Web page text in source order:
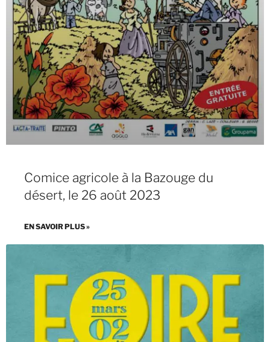
Comice agricole à la Bazouge du
désert, le 26 août 2023
EN SAVOIR PLUS »